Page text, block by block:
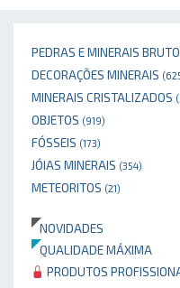
PEDRAS E MINERAIS
DECORAÇÕES MINERAIS
MINERAIS CRISTALIZADOS
OBJETOS (919)
FÓSSEIS (173)
JÓIAS MINERAIS (354)
METEORITOS (21)
NOVIDADES
QUALIDADE MÁXIMA
PRODUTOS